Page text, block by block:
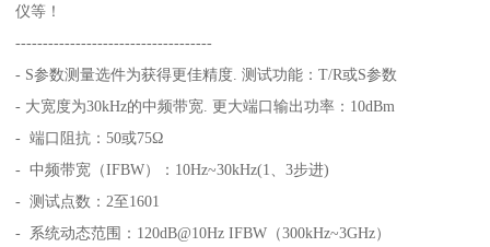
仪等！
------------------------------------
- S参数测量选件为获得更佳精度. 测试功能：T/R或S参数
- 大宽度为30kHz的中频带宽. 更大端口输出功率：10dBm
- 端口阻抗：50或75Ω
- 中频带宽（IFBW）：10Hz~30kHz(1、3步进)
- 测试点数：2至1601
- 系统动态范围：120dB@10Hz IFBW（300kHz~3GHz）